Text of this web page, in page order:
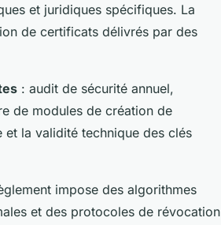
et juridiques spécifiques. La
de certificats délivrés par des
: audit de sécurité annuel,
de modules de création de
la validité technique des clés
impose des algorithmes
et des protocoles de révocation